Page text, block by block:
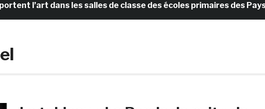
l’art dans les salles de classe des écoles primaires des Pays-bas